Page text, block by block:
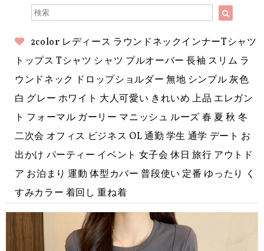
2color レディース ラウンドネックインナーTシャツ
トップス Tシャツ シャツ プルオーバー 長袖 スリム ラ
ウンドネック ドロップショルダー 無地 シンプル 灰色
白 グレー ホワイト 大人可愛い きれいめ 上品 エレガン
ト フォーマル ガーリー マニッシュ ルーズ 春 夏 秋 冬
二次会 オフィス ビジネス OL 通勤 学生 通学 デート お
出かけ パーティー イベント 女子会 休日 旅行 アウトド
ア お泊まり 運動 体型カバー 普段使い 定番 ゆったり く
すみカラー 着回し 重ね着